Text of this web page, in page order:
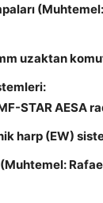
uzaktan
STAR AESA
harp (EW)